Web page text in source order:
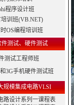
程序设计班
训班(VB.NET)
OS编程培训班
件测试、硬件测试
测试工程师班
3G手机硬件测试班
规模集成电路VLSI
路设计系列一课程表